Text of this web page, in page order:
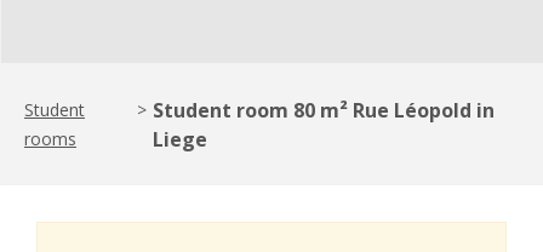
Student
rooms
> Student room 80 m² Rue Léopold in
Liege